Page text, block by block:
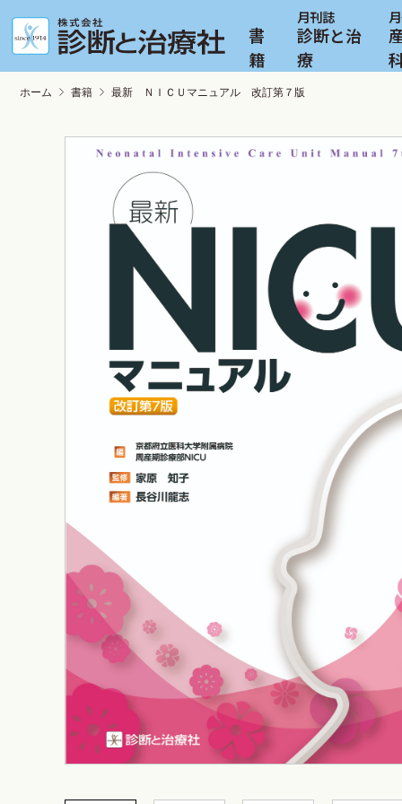
書
籍
診断と治
療
ホーム 書籍 最新 ＮＩＣＵマニュアル 改訂第７版